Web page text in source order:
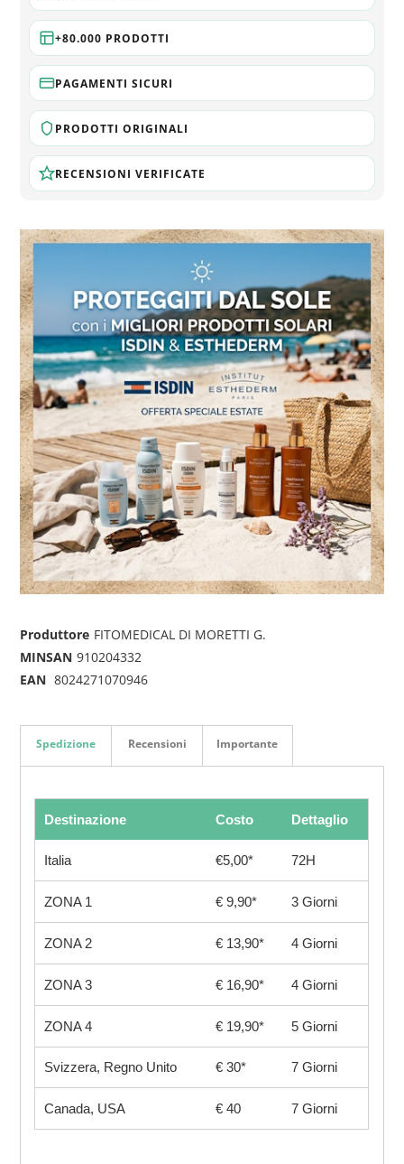
+80.000 PRODOTTI
PAGAMENTI SICURI
PRODOTTI ORIGINALI
RECENSIONI VERIFICATE
Produttore FITOMEDICAL DI MORETTI G.
MINSAN 910204332
EAN 8024271070946
Spedizione
Destinazione Costo Dettaglio
Italia €5,00* 72H
ZONA 1 € 9,90* 3 Giorni
ZONA 2 € 13,90* 4 Giorni
ZONA 3 € 16,90* 4 Giorni
ZONA 4 € 19,90* 5 Giorni
Svizzera, Regno Unito € 30* 7 Giorni
Canada, USA € 40 7 Giorni
Recensioni Importante